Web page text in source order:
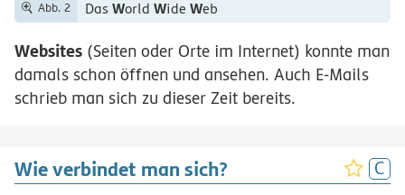
Abb. 2 Das World Wide Web
Websites (Seiten oder Orte im Internet) konnte man
damals schon öffnen und ansehen. Auch E-Mails
schrieb man sich zu dieser Zeit bereits.
Wie verbindet man sich?